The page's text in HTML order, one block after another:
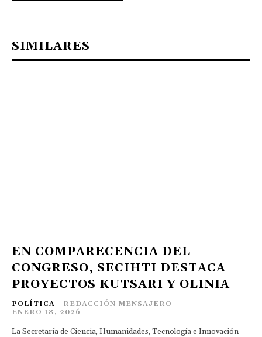
SIMILARES
EN COMPARECENCIA DEL
CONGRESO, SECIHTI DESTACA
PROYECTOS KUTSARI Y OLINIA
POLÍTICA REDACCIÓN MENSAJERO -
ENERO 18, 2026
La Secretaría de Ciencia, Humanidades, Tecnología e Innovación